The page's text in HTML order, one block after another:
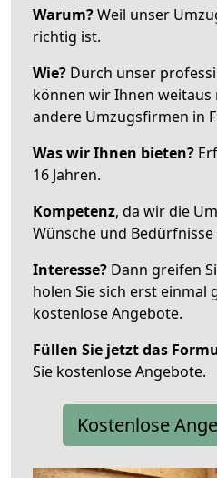
Warum?Weil unser
richtig ist.
Wie? Durch unser
können wir Ihnen
andere Umzugsfirmen in
Was wir Ihnen bieten?
16 Jahren.
Kompetenz, da wir die
Wünsche und Bedürfnisse
Interesse? Dann greifen
holen Sie sich erst einmal
kostenlose Angebote.
Füllen Sie jetzt das
Sie kostenlose Angebote.
Kostenlose